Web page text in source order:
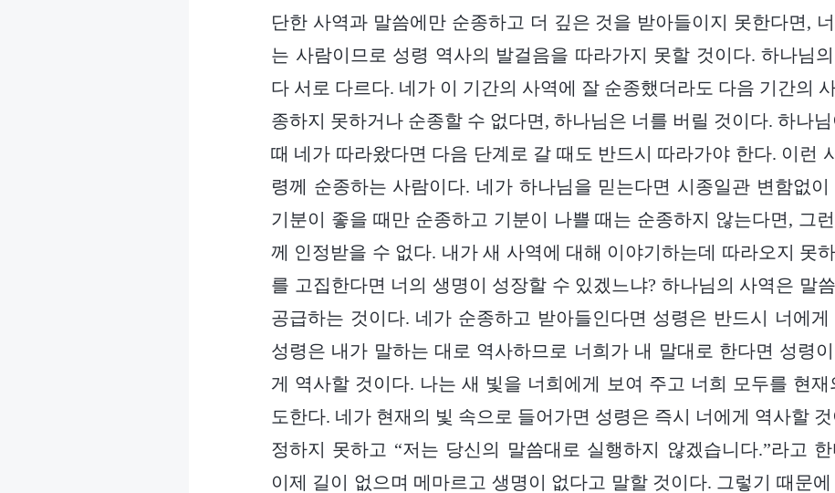
단한 사역과 말씀에만 순종하고 더 깊은 것을 받아들이지 못한다면, 너
는 사람이므로 성령 역사의 발걸음을 따라가지 못할 것이다. 하나님
다 서로 다르다. 네가 이 기간의 사역에 잘 순종했더라도 다음 기간의
종하지 못하거나 순종할 수 없다면, 하나님은 너를 버릴 것이다. 하나
때 네가 따라왔다면 다음 단계로 갈 때도 반드시 따라가야 한다. 이런
령께 순종하는 사람이다. 네가 하나님을 믿는다면 시종일관 변함없
기분이 좋을 때만 순종하고 기분이 나쁠 때는 순종하지 않는다면, 그
께 인정받을 수 없다. 내가 새 사역에 대해 이야기하는데 따라오지 못
를 고집한다면 너의 생명이 성장할 수 있겠느냐? 하나님의 사역은 말
공급하는 것이다. 네가 순종하고 받아들인다면 성령은 반드시 너에게
성령은 내가 말하는 대로 역사하므로 너희가 내 말대로 한다면 성령
게 역사할 것이다. 나는 새 빛을 너희에게 보여 주고 너희 모두를 현재
도한다. 네가 현재의 빛 속으로 들어가면 성령은 즉시 너에게 역사할
정하지 못하고 “저는 당신의 말씀대로 실행하지 않겠습니다.”라고 한
이제 길이 없으며 메마르고 생명이 없다고 말할 것이다. 그렇기 때문에